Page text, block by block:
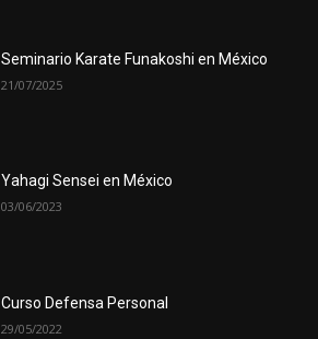
Seminario Karate Funakoshi en México
21/07/2025
Yahagi Sensei en México
03/06/2023
Curso Defensa Personal
29/05/2022